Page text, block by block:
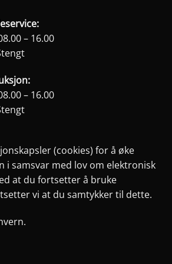
– 16.00
– 16.00
(cookies) for å øke
i samsvar med lov om elektronisk
at du fortsetter å bruke
vi at du samtykker til dette.